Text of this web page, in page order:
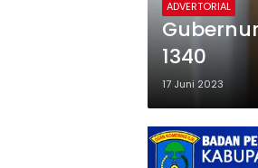
ADVERTORIAL
1340
17 Juni 2023